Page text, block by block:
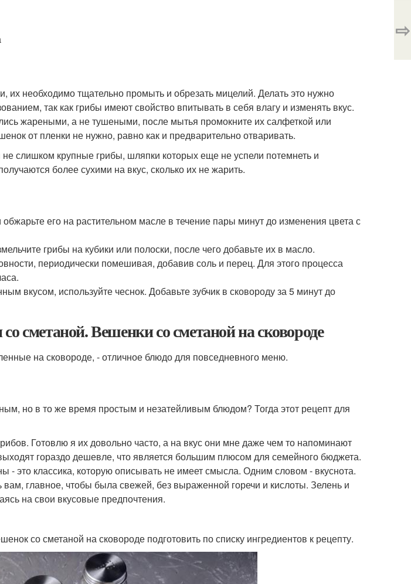
их необходимо тщательно промыть и обрезать мицелий. Делать это нужно
так как грибы имеют свойство впитывать в себя влагу и изменять вкус.
жареными, а не тушеными, после мытья промокните их салфеткой или
от пленки не нужно, равно как и предварительно отваривать.
не слишком крупные грибы, шляпки которых еще не успели потемнеть и
более сухими на вкус, сколько их не жарить.
его на растительном масле в течение пары минут до изменения цвета с
грибы на кубики или полоски, после чего добавьте их в масло.
периодически помешивая, добавив соль и перец. Для этого процесса
вкусом, используйте чеснок. Добавьте зубчик в сковороду за 5 минут до
сметаной. Вешенки со сметаной на сковороде
на сковороде, - отличное блюдо для повседневного меню.
но в то же время простым и незатейливым блюдом? Тогда этот рецепт для
Готовлю я их довольно часто, а на вкус они мне даже чем то напоминают
гораздо дешевле, что является большим плюсом для семейного бюджета.
- это классика, которую описывать не имеет смысла. Одним словом - вкуснота.
главное, чтобы была свежей, без выраженной горечи и кислоты. Зелень и
на свои вкусовые предпочтения.
со сметаной на сковороде подготовить по списку ингредиентов к рецепту.
⇨